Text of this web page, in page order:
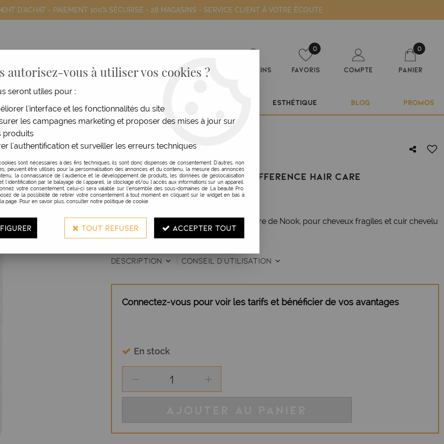
D'ACHAT - PAIEMENT 100% SÉCURISÉ - 28 MAGASINS - SERVICE CLIENT À VOTRE ÉCOUTE
Magasins
0
Favoris Compte
0
Panier
ESTHÉTIQUE BLOG PROMOS
>Shampooing Lénitif Doux Difference Hair Care
NOOK
SHAMPOOING LÉNITIF DOUX DIFFERENCE HAIR CARE
500 ML
Shampooing apaisant Difference Hair Care de Nook, pour cheveux fragiles et cuir chevelu
irrité
DESCRIPTION CONSEIL D'UTILISATION
Connectez-vous pour voir les tarifs et bénéficier de vos avantages
En stock
autorisez-vous à utiliser vos cookies ?
seront utiles pour :
l'interface et les fonctionnalités du site
les campagnes marketing et proposer des mises à jour sur
produits
l'authentification et surveiller les erreurs techniques
sont nécessaires à des fins techniques, ils sont donc dispensés de consentement. D'autres, non
peuvent être utilisés pour la personnalisation des annonces et du contenu, la mesure des annonces
la connaissance de l'audience et le développement de produits, les données de géolocalisation
l'identification par le balayage de l'appareil, le stockage et/ou l'accès aux informations sur un appareil.
votre consentement, celui-ci sera valable sur l’ensemble des sous-domaines de La beauté Pro.
de la possibilité de retirer votre consentement à tout moment en cliquant sur le widget en bas à
page. Pour en savoir plus, consulter notre politique de cookie.
TOUT REFUSER ACCEPTER TOUT